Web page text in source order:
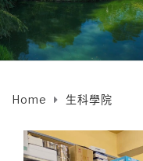
Home 生科學院